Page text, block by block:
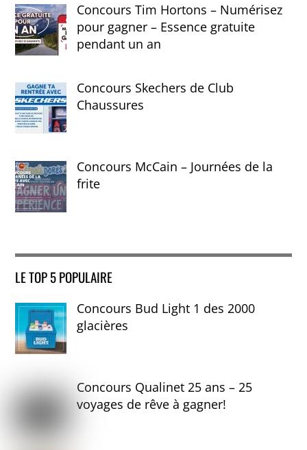
Concours Tim Hortons – Numérisez
pour gagner – Essence gratuite
pendant un an
Concours Skechers de Club
Chaussures
Concours McCain – Journées de la
frite
LE TOP 5 POPULAIRE
Concours Bud Light 1 des 2000
glacières
Concours Qualinet 25 ans – 25
voyages de rêve à gagner!